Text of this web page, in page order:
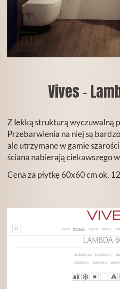
Vives -
Z lekką strukturą wyczuwalną
Przebarwienia na niej są
ale utrzymane w gamie
ściana nabierają ciekawszego
Cena za płytkę 60x60 cm ok.